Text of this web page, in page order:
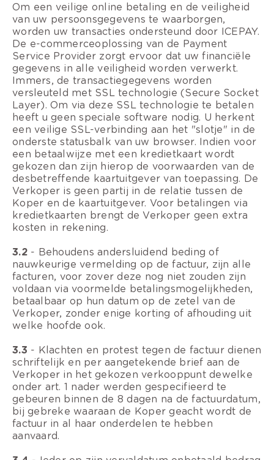
Om een veilige online betaling en de veiligheid
van uw persoonsgegevens te waarborgen,
worden uw transacties ondersteund door ICEPAY.
De e-commerceoplossing van de Payment
Service Provider zorgt ervoor dat uw financiële
gegevens in alle veiligheid worden verwerkt.
Immers, de transactiegegevens worden
versleuteld met SSL technologie (Secure Socket
Layer). Om via deze SSL technologie te betalen
heeft u geen speciale software nodig. U herkent
een veilige SSL-verbinding aan het "slotje" in de
onderste statusbalk van uw browser. Indien voor
een betaalwijze met een kredietkaart wordt
gekozen dan zijn hierop de voorwaarden van de
desbetreffende kaartuitgever van toepassing. De
Verkoper is geen partij in de relatie tussen de
Koper en de kaartuitgever. Voor betalingen via
kredietkaarten brengt de Verkoper geen extra
kosten in rekening.
3.2- Behoudens andersluidend beding of
nauwkeurige vermelding op de factuur, zijn alle
facturen, voor zover deze nog niet zouden zijn
voldaan via voormelde betalingsmogelijkheden,
betaalbaar op hun datum op de zetel van de
Verkoper, zonder enige korting of afhouding uit
welke hoofde ook.
3.3 - Klachten en protest tegen de factuur dienen
schriftelijk en per aangetekende brief aan de
Verkoper in het gekozen verkooppunt dewelke
onder art. 1 nader werden gespecifieerd te
gebeuren binnen de 8 dagen na de factuurdatum,
bij gebreke waaraan de Koper geacht wordt de
factuur in al haar onderdelen te hebben
aanvaard.